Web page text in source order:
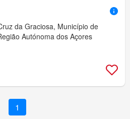
da Graciosa, Município de
Autónoma dos Açores
1